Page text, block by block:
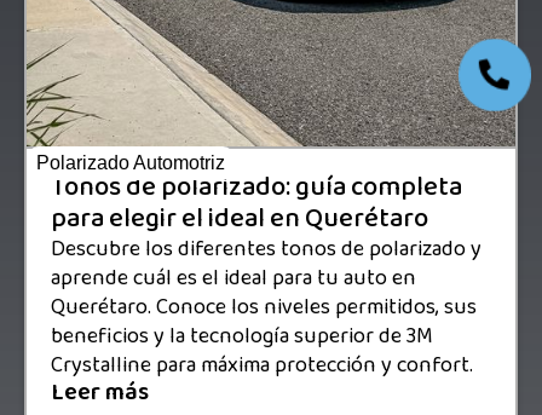
Polarizado Automotriz
Tonos de polarizado: guía completa
para elegir el ideal en Querétaro
Descubre los diferentes tonos de polarizado y
aprende cuál es el ideal para tu auto en
Querétaro. Conoce los niveles permitidos, sus
beneficios y la tecnología superior de 3M
Crystalline para máxima protección y confort.
Leer más